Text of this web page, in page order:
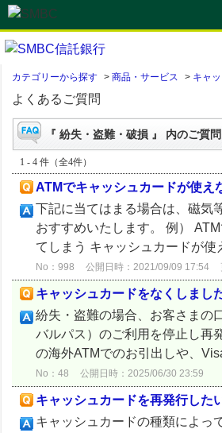
カテゴリーから探す > 商品・サービス > キャ
よくあるご質問
『 紛失・盗難・破損 』 内のご質問
1 - 4 件（全4件）
ATMでキャッシュカードが使え
下記に当てはまる場合は、磁気
おすすめいたします。 例）
てしまう キャッシュカードが
No：998 公開日時：2021/09/09 17:54
キャッシュカードをなくしまし
紛失・盗難の場合、お客さまの
バルパス）のご利用を停止し再
の海外ATMでのお引出しや、
No：48 公開日時：2025/06/30 23:59
キャッシュカードを再発行したい
キャッシュカードの種類によっ